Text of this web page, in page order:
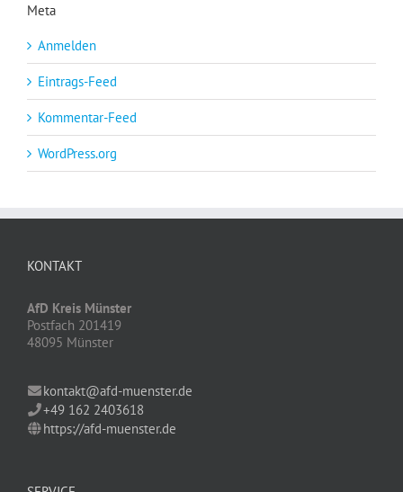
Meta
Anmelden
Eintrags-Feed
Kommentar-Feed
WordPress.org
KONTAKT
AfD Kreis Münster
Postfach 201419
48095 Münster
kontakt@afd-muenster.de
+49 162 2403618
https://afd-muenster.de